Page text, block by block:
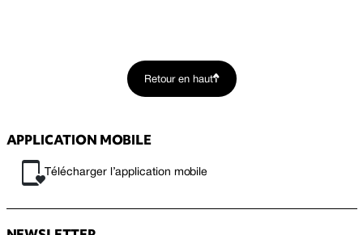
Retour en haut
APPLICATION MOBILE
Télécharger l’application mobile